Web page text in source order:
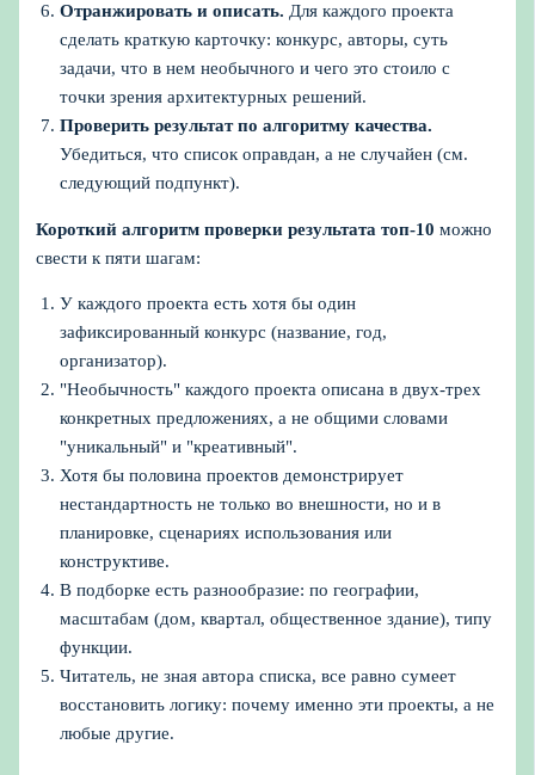
Отранжировать и описать. Для каждого проекта
сделать краткую карточку: конкурс, авторы, суть
задачи, что в нем необычного и чего это стоило с
точки зрения архитектурных решений.
Проверить результат по алгоритму качества.
Убедиться, что список оправдан, а не случайен (см.
следующий подпункт).
Короткий алгоритм проверки результата топ-10 можно
свести к пяти шагам:
У каждого проекта есть хотя бы один
зафиксированный конкурс (название, год,
организатор).
"Необычность" каждого проекта описана в двух-трех
конкретных предложениях, а не общими словами
"уникальный" и "креативный".
Хотя бы половина проектов демонстрирует
нестандартность не только во внешности, но и в
планировке, сценариях использования или
конструктиве.
В подборке есть разнообразие: по географии,
масштабам (дом, квартал, общественное здание), типу
функции.
Читатель, не зная автора списка, все равно сумеет
восстановить логику: почему именно эти проекты, а не
любые другие.